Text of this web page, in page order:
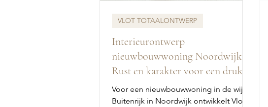
Interieurontwerp
nieuwbouwwoning Noordwijk |
Rust en karakter voor een druk
gezin
Voor een nieuwbouwwoning in de wijk
Buitenrijk in Noordwijk ontwikkelt Vlotte
VLOT TOTAALONTWERP